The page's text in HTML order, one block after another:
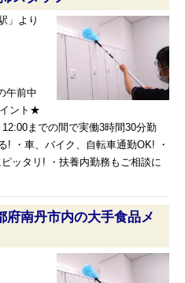
」より
午前中
ント★
までの間で実働3時間30分勤
! ・車、バイク、自転車通勤OK! ・
ッタリ! ・扶養内勤務もご相談に
府南丹市内の大手食品メ